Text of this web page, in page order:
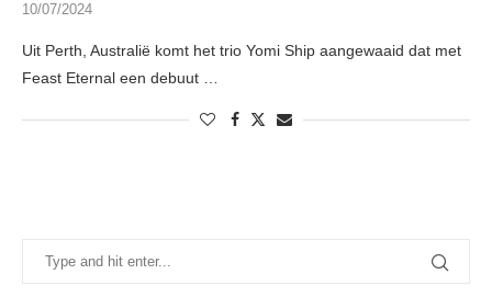
10/07/2024
Uit Perth, Australië komt het trio Yomi Ship aangewaaid dat met
Feast Eternal een debuut …